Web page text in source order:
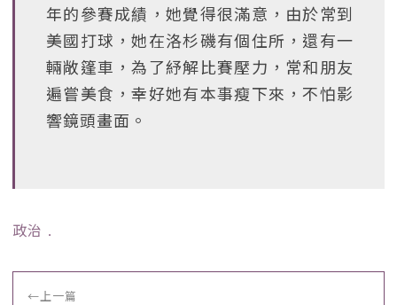
年的參賽成績，她覺得很滿意，由於常到
美國打球，她在洛杉磯有個住所，還有一
輛敞篷車，為了紓解比賽壓力，常和朋友
遍嘗美食，幸好她有本事瘦下來，不怕影
響鏡頭畫面。
政治 ﹒
←上一篇